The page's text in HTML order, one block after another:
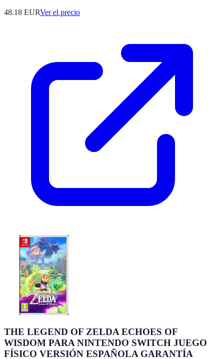
48.18 EURVer el precio
THE LEGEND OF ZELDA ECHOES OF
WISDOM PARA NINTENDO SWITCH JUEGO
FÍSICO VERSIÓN ESPAÑOLA GARANTÍA